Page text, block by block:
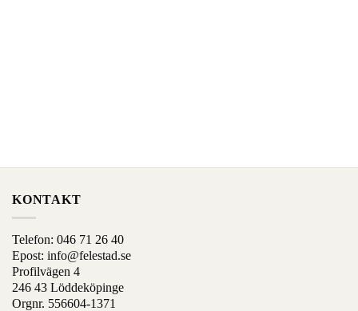
KONTAKT
Telefon: 046 71 26 40
Epost: info@felestad.se
Profilvägen 4
246 43 Löddeköpinge
Orgnr. 556604-1371